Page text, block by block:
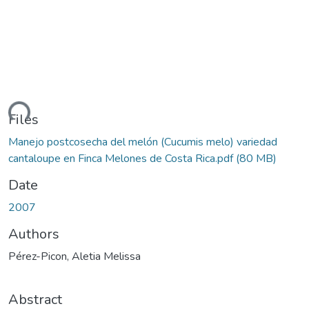
Files
Manejo postcosecha del melón (Cucumis melo) variedad
cantaloupe en Finca Melones de Costa Rica.pdf(80 MB)
Date
2007
Authors
Pérez-Picon, Aletia Melissa
Abstract